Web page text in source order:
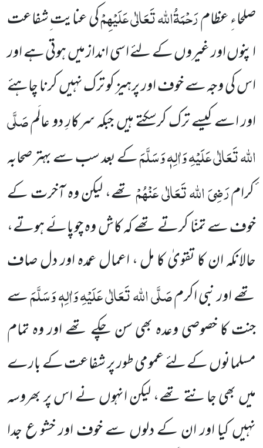
صلحاءِ عظامرَحْمَۃُاللہ تَعَالٰی عَلَیْہِمْکی عنایت ِشفاعت
اپنوں اور غیروں کے لئے اسی انداز میں ہوتی ہے اور
اس کی وجہ سے خوف اور پرہیز کو ترک نہیں کرنا چاہئے
اور اسے کیسے ترک کرسکتے ہیں جبکہ سرکارِ دو عالَمصَلَّی
اللہ تَعَالٰی عَلَیْہِ وَاٰلِہٖ وَسَلَّمَکے بعد سب سے بہتر صحابہ
ٔکرامرَضِیَ اللہ تَعَالٰی عَنْہُمْتھے، لیکن وہ آخرت کے
خوف سے تمنّا کرتے تھے کہ کاش وہ چوپائے ہوتے،
حالانکہ ان کا تقویٰ کا مل ، اعمال عمدہ اور دل صاف
تھے اور نبی اکرمصَلَّی اللہ تَعَالٰی عَلَیْہِ وَاٰلِہٖ وَسَلَّمَسے
جنت کا خصوصی وعدہ بھی سن چکے تھے اور وہ تمام
مسلمانوں کے لئے عمومی طور پر شفاعت کے بارے
میں بھی جانتے تھے، لیکن انہوں نے اس پر بھروسہ
نہیں کیا اور ان کے دلوں سے خوف اور خشو ع جدا